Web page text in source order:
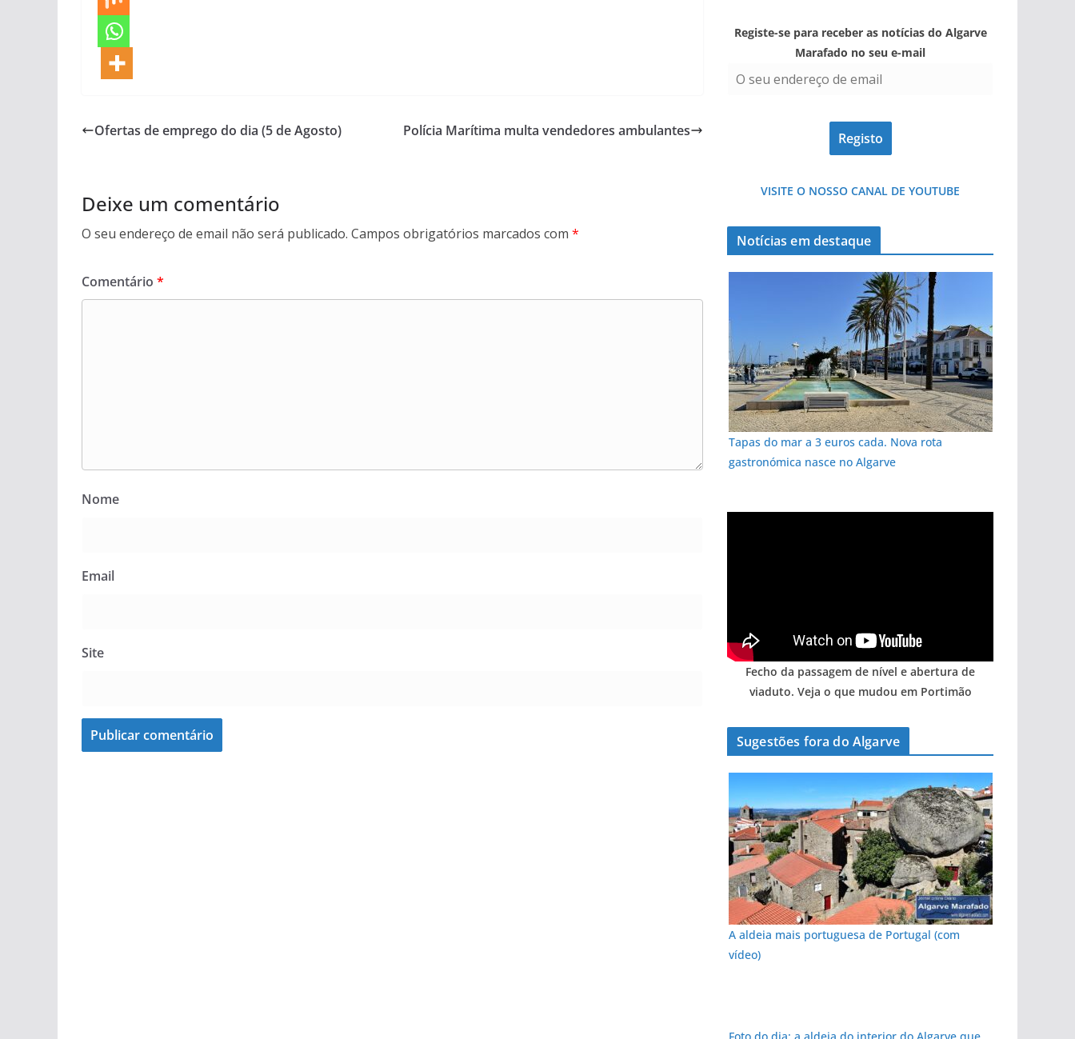
Ofertas de emprego do dia (5 de Agosto) Polícia Marítima multa vendedores ambulantes
Deixe um comentário
O seu endereço de email não será publicado. Campos obrigatórios marcados com *
Comentário *
Nome
Email
Site
Registe-se para receber as notícias do Algarve
Marafado no seu e-mail
VISITE O NOSSO CANAL DE YOUTUBE
Notícias em destaque
Tapas do mar a 3 euros cada. Nova rota
gastronómica nasce no Algarve
Fecho da passagem de nível e abertura de
viaduto. Veja o que mudou em Portimão
Sugestões fora do Algarve
A aldeia mais portuguesa de Portugal (com
vídeo)